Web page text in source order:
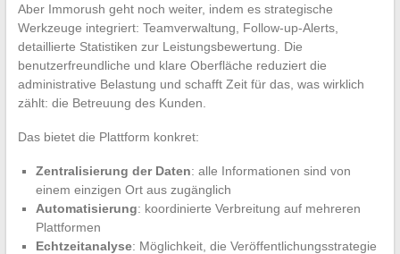
Aber Immorush geht noch weiter, indem es strategische
Werkzeuge integriert: Teamverwaltung, Follow-up-Alerts,
detaillierte Statistiken zur Leistungsbewertung. Die
benutzerfreundliche und klare Oberfläche reduziert die
administrative Belastung und schafft Zeit für das, was wirklich
zählt: die Betreuung des Kunden.
Das bietet die Plattform konkret:
Zentralisierung der Daten: alle Informationen sind von
einem einzigen Ort aus zugänglich
Automatisierung: koordinierte Verbreitung auf mehreren
Plattformen
Echtzeitanalyse: Möglichkeit, die Veröffentlichungsstrategie